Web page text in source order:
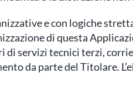
e con logiche
di questa
servizi tecnici terzi,
da parte del Titolare.